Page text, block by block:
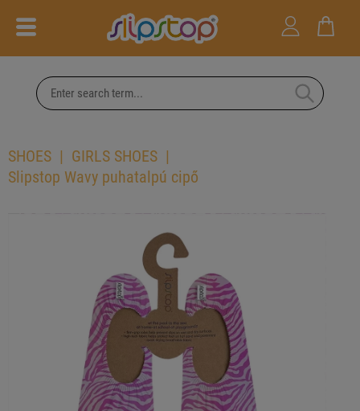
SHOES
GIRLS SHOES
Slipstop Wavy puhatalpú cipő